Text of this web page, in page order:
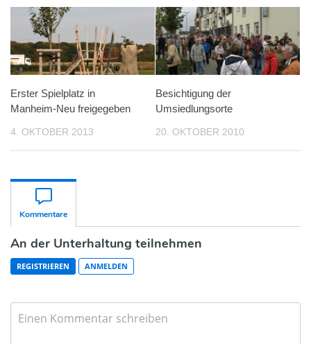
Erster Spielplatz in
Manheim-Neu freigegeben
4. OKTOBER 2013
Besichtigung der
Umsiedlungsorte
20. OKTOBER 2010